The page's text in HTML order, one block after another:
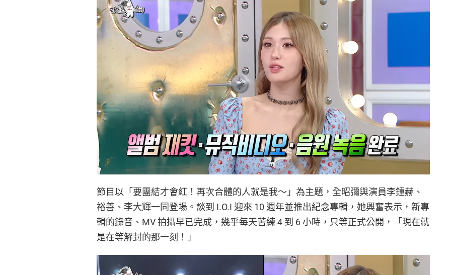
節目以「要團結才會紅！再次合體的人就是我～」為主題，全昭彌與演員李鍾赫、
裕善、李大輝一同登場。談到 I.O.I 迎來 10 週年並推出紀念專輯，她興奮表示，新專
輯的錄音、MV 拍攝早已完成，幾乎每天苦練 4 到 6 小時，只等正式公開，「現在就
是在等解封的那一刻！」